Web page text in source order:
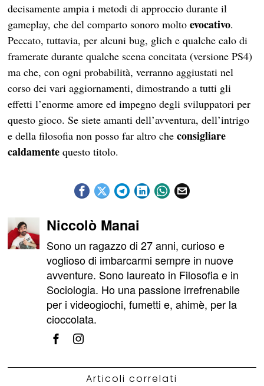
decisamente ampia i metodi di approccio durante il
gameplay, che del comparto sonoro moltoevocativo.
Peccato, tuttavia, per alcuni bug, glich e qualche calo di
framerate durante qualche scena concitata (versione PS4)
ma che, con ogni probabilità, verranno aggiustati nel
corso dei vari aggiornamenti, dimostrando a tutti gli
effetti l’enorme amore ed impegno degli sviluppatori per
questo gioco. Se siete amanti dell’avventura, dell’intrigo
e della filosofia non posso far altro checonsigliare
caldamente questo titolo.
Niccolò Manai
Sono un ragazzo di 27 anni, curioso e
voglioso di imbarcarmi sempre in nuove
avventure. Sono laureato in Filosofia e in
Sociologia. Ho una passione irrefrenabile
per i videogiochi, fumetti e, ahimè, per la
cioccolata.
Articoli correlati